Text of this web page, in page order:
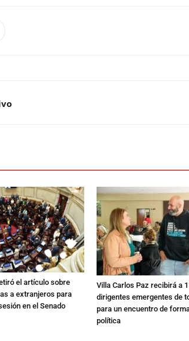
el artículo sobre
a extranjeros para
en el Senado
Villa Carlos Paz recibirá a
dirigentes emergentes de
para un encuentro de
política